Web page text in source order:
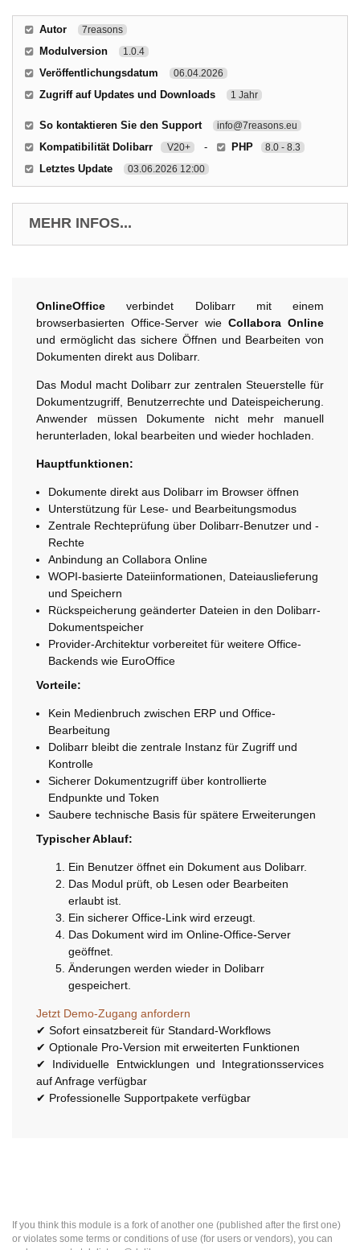
Autor 7reasons
Modulversion 1.0.4
Veröffentlichungsdatum 06.04.2026
Zugriff auf Updates und Downloads 1 Jahr
So kontaktieren Sie den Support info@7reasons.eu
Kompatibilität Dolibarr V20+ - PHP 8.0 - 8.3
Letztes Update 03.06.2026 12:00
MEHR INFOS...
OnlineOffice verbindet Dolibarr mit einem
browserbasierten Office-Server wie Collabora Online
und ermöglicht das sichere Öffnen und Bearbeiten von
Dokumenten direkt aus Dolibarr.
Das Modul macht Dolibarr zur zentralen Steuerstelle für
Dokumentzugriff, Benutzerrechte und Dateispeicherung.
Anwender müssen Dokumente nicht mehr manuell
herunterladen, lokal bearbeiten und wieder hochladen.
Hauptfunktionen:
Dokumente direkt aus Dolibarr im Browser öffnen
Unterstützung für Lese- und Bearbeitungsmodus
Zentrale Rechteprüfung über Dolibarr-Benutzer und -
Rechte
Anbindung an Collabora Online
WOPI-basierte Dateiinformationen, Dateiauslieferung
und Speichern
Rückspeicherung geänderter Dateien in den Dolibarr-
Dokumentspeicher
Provider-Architektur vorbereitet für weitere Office-
Backends wie EuroOffice
Vorteile:
Kein Medienbruch zwischen ERP und Office-
Bearbeitung
Dolibarr bleibt die zentrale Instanz für Zugriff und
Kontrolle
Sicherer Dokumentzugriff über kontrollierte
Endpunkte und Token
Saubere technische Basis für spätere Erweiterungen
Typischer Ablauf:
Ein Benutzer öffnet ein Dokument aus Dolibarr.
Das Modul prüft, ob Lesen oder Bearbeiten
erlaubt ist.
Ein sicherer Office-Link wird erzeugt.
Das Dokument wird im Online-Office-Server
geöffnet.
Änderungen werden wieder in Dolibarr
gespeichert.
Jetzt Demo-Zugang anfordern
✔ Sofort einsatzbereit für Standard-Workflows
✔ Optionale Pro-Version mit erweiterten Funktionen
✔ Individuelle Entwicklungen und Integrationsservices
auf Anfrage verfügbar
✔ Professionelle Supportpakete verfügbar
If you think this module is a fork of another one (published after the first one)
or violates some terms or conditions of use (for users or vendors), you can